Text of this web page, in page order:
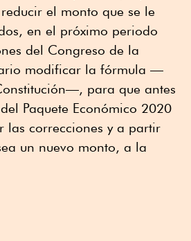
el monto que se le
en el próximo periodo
del Congreso de la
modificar la fórmula —
para que antes
Paquete Económico 2020
las correcciones y a partir
un nuevo monto, a la